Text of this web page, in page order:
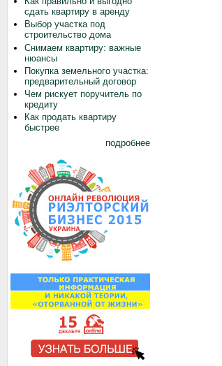
сдать квартиру в аренду
Выбор участка под
строительство дома
Снимаем квартиру: важные
нюансы
Покупка земельного участка:
предварительный договор
Чем рискует поручитель по
кредиту
Как продать квартиру
быстрее
подробнее